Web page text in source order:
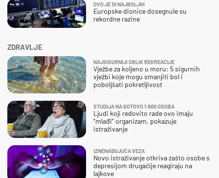
ZDRAVLJE
NAJSIGURNIJI OBLIK REKREACIJE
Vježbe za koljeno u moru: 5 sigurnih
vježbi koje mogu smanjiti bol i
poboljšati pokretljivost
STUDIJA NA GOTOVO 1.900 OSOBA
Ljudi koji redovito rade ovo imaju
“mlađi” organizam, pokazuje
istraživanje
IZNENAĐUJUĆA VEZA
Novo istraživanje otkriva zašto osobe s
depresijom drugačije reagiraju na
lajkove
OVO JE 10 NAJBOLJIH
Europske dionice dosegnule su
rekordne razine